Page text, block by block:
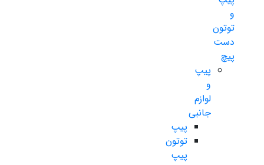
و
توتون
دست
پیچ
پیپ
و
لوازم
جانبی
پیپ
توتون
پیپ